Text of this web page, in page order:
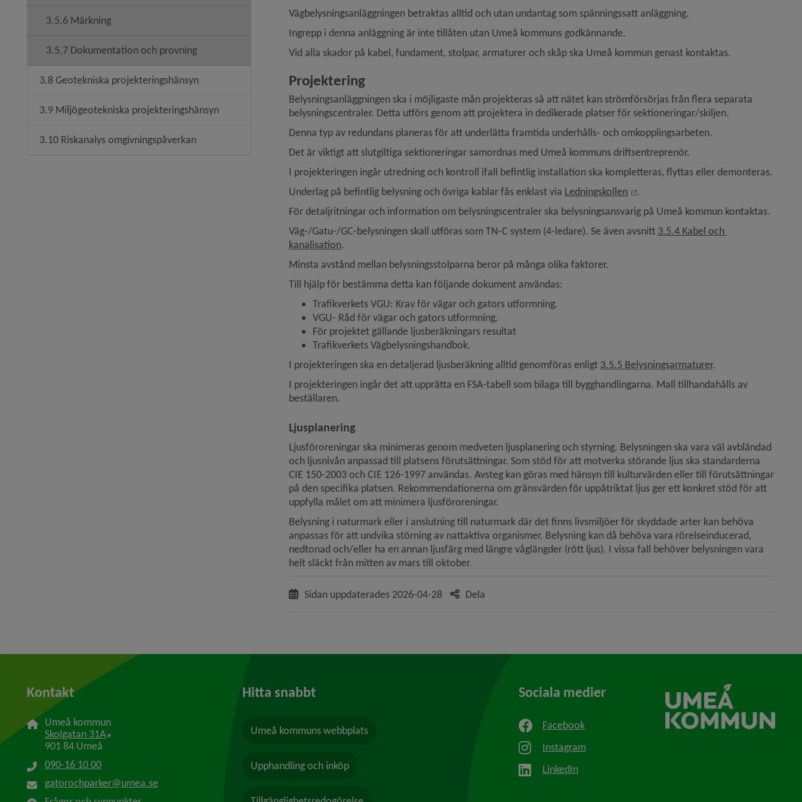
3.5.6 Märkning
3.5.7 Dokumentation och provning
3.8 Geotekniska projekteringshänsyn
3.9 Miljögeotekniska projekteringshänsyn
3.10 Riskanalys omgivningspåverkan
Vägbelysningsanläggningen betraktas alltid och utan undantag som spänningssatt anläggning.
Ingrepp i denna anläggning är inte tillåten utan Umeå kommuns godkännande.
Vid alla skador på kabel, fundament, stolpar, armaturer och skåp ska Umeå kommun genast kontaktas.
Projektering
Belysningsanläggningen ska i möjligaste mån projekteras så att nätet kan strömförsörjas från flera separata
belysningscentraler. Detta utförs genom att projektera in dedikerade platser för sektioneringar/skiljen.
Denna typ av redundans planeras för att underlätta framtida underhålls- och omkopplingsarbeten.
Det är viktigt att slutgiltiga sektioneringar samordnas med Umeå kommuns driftsentreprenör.
I projekteringen ingår utredning och kontroll ifall befintlig installation ska kompletteras, flyttas eller demonteras.
Underlag på befintlig belysning och övriga kablar fås enklast via Ledningskollen Länk till annan webbplats, öppnas i
.
För detaljritningar och information om belysningscentraler ska belysningsansvarig på Umeå kommun kontaktas.
Väg-/Gatu-/GC-belysningen skall utföras som TN-C system (4-ledare). Se även avsnitt 3.5.4 Kabel och
kanalisation.
Minsta avstånd mellan belysningsstolparna beror på många olika faktorer.
Till hjälp för bestämma detta kan följande dokument användas:
Trafikverkets VGU: Krav för vägar och gators utformning.
VGU- Råd för vägar och gators utformning.
För projektet gällande ljusberäkningars resultat
Trafikverkets Vägbelysningshandbok.
I projekteringen ska en detaljerad ljusberäkning alltid genomföras enligt 3.5.5 Belysningsarmaturer.
I projekteringen ingår det att upprätta en FSA-tabell som bilaga till bygghandlingarna. Mall tillhandahålls av
beställaren.
Ljusplanering
Ljusföroreningar ska minimeras genom medveten ljusplanering och styrning. Belysningen ska vara väl avbländad
och ljusnivån anpassad till platsens förutsättningar. Som stöd för att motverka störande ljus ska standarderna
CIE 150-2003 och CIE 126-1997 användas. Avsteg kan göras med hänsyn till kulturvärden eller till förutsättningar
på den specifika platsen. Rekommendationerna om gränsvärden för uppåtriktat ljus ger ett konkret stöd för att
uppfylla målet om att minimera ljusföroreningar.
Belysning i naturmark eller i anslutning till naturmark där det finns livsmiljöer för skyddade arter kan behöva
anpassas för att undvika störning av nattaktiva organismer. Belysning kan då behöva vara rörelseinducerad,
nedtonad och/eller ha en annan ljusfärg med längre våglängder (rött ljus). I vissa fall behöver belysningen vara
helt släckt från mitten av mars till oktober.
Sidan uppdaterades 2026-04-28 Dela
Kontakt
Umeå kommun
Skolgatan 31A Länk till annan webbplats, öppnas i nytt fönster.
901 84 Umeå
090-16 10 00
gatorochparker@umea.se
Hitta snabbt
Umeå kommuns webbplats
Upphandling och inköp
Sociala medier
Facebook
Instagram
LinkedIn